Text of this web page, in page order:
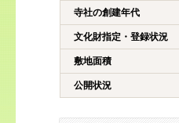
寺社の創建年代
文化財指定・登録状況
敷地面積
公開状況